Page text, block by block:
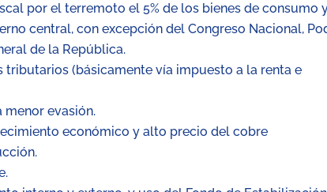
por el terremoto el 5% de los bienes de consumo
central, con excepción del Congreso Nacional,
de la República.
(básicamente vía impuesto a la renta e
evasión.
económico y alto precio del cobre